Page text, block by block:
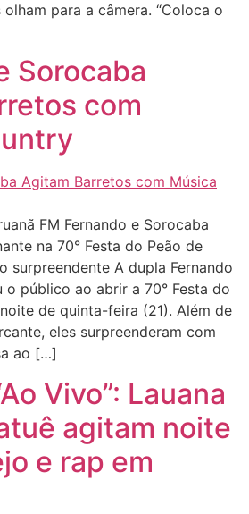
para a câmera. “Coloca o
Sorocaba
com
FM Fernando e Sorocaba
na 70° Festa do Peão de
surpreendente A dupla Fernando
o público ao abrir a 70° Festa do
de quinta-feira (21). Além de
eles surpreenderam com
ao […]
Vivo”: Lauana
agitam noite
e rap em